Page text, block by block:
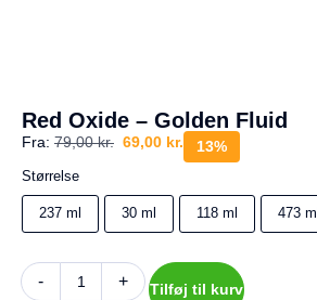
t
u
Din
kurv
tom.
Red Oxide – Golden Fluid
Fra: 79,00kr. 69,00 kr. 13%
Størrelse
237 ml 30 ml 118 ml 473 ml
- + Tilføj til kurv